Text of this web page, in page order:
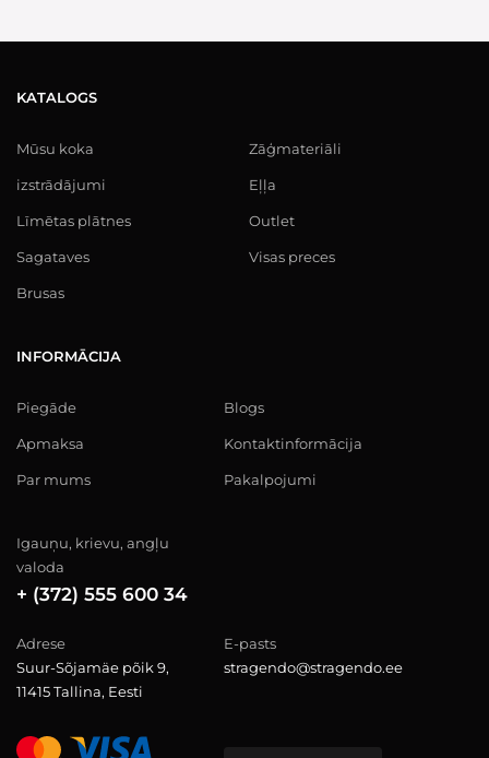
KATALOGS
Mūsu koka
izstrādājumi
Līmētas plātnes
Sagataves
Brusas
Zāģmateriāli
Eļļa
Outlet
Visas preces
INFORMĀCIJA
Piegāde
Apmaksa
Par mums
Blogs
Kontaktinformācija
Pakalpojumi
Igauņu, krievu, angļu
valoda
+ (372) 555 600 34
Adrese
Suur-Sõjamäe põik 9,
11415 Tallina, Eesti
E-pasts
stragendo@stragendo.ee